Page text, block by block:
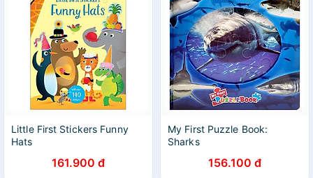
Little First Stickers Funny
Hats
161.900 đ
My First Puzzle Book:
Sharks
156.100 đ